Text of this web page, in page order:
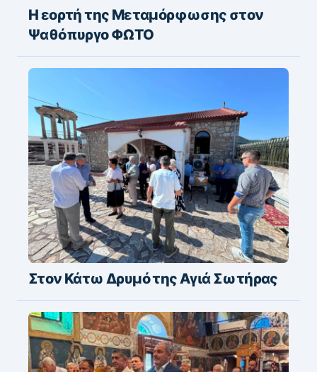
Η εορτή της Μεταμόρφωσης στον
Ψαθόπυργο ΦΩΤΟ
Στον Κάτω Δρυμό της Αγιά Σωτήρας